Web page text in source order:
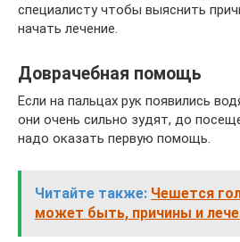
специалисту чтобы выяснить
начать лечение.
Доврачебная помощь
Если на пальцах рук появились
они очень сильно зудят, до
надо оказать первую помощь.
Читайте также: Чешется
может быть, причины и